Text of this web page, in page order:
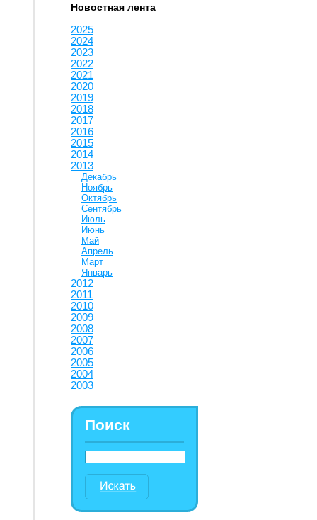
Новостная лента
2025
2024
2023
2022
2021
2020
2019
2018
2017
2016
2015
2014
2013
Декабрь
Ноябрь
Октябрь
Сентябрь
Июль
Июнь
Май
Апрель
Март
Январь
2012
2011
2010
2009
2008
2007
2006
2005
2004
2003
Поиск